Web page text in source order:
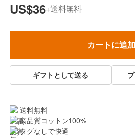
US$36+送料無料
カートに追加
ギフトとして送る
送料無料
高品質コットン100%
タグなしで快適